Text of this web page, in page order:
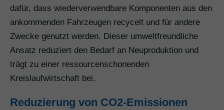
dafür, dass wiederverwendbare Komponenten aus den
ankommenden Fahrzeugen recycelt und für andere
Zwecke genutzt werden. Dieser umweltfreundliche
Ansatz reduziert den Bedarf an Neuproduktion und
trägt zu einer ressourcenschonenden
Kreislaufwirtschaft bei.
Reduzierung von CO2-Emissionen